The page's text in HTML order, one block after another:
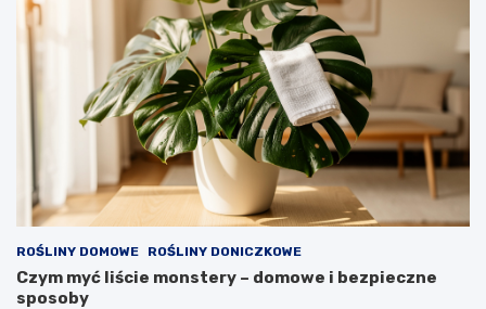
ROŚLINY DOMOWE ROŚLINY DONICZKOWE
Czym myć liście monstery – domowe i bezpieczne
sposoby